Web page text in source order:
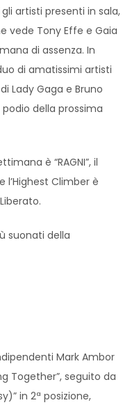
artisti presenti in sala,
vede Tony Effe e Gaia
di assenza. In
di amatissimi artisti
Lady Gaga e Bruno
della prossima
è “RAGNI”, il
l’Highest Climber è
suonati della
Mark Ambor
Together”, seguito da
in 2ª posizione,